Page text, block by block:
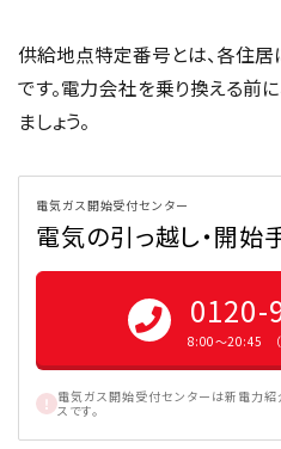
供給地点特定番号とは、各住
です。電力会社を乗り換える前
ましょう。
電気ガス開始受付センター
電気の引っ越し・開始
0120-
8:00〜20:45 （
電気ガス開始受付センターは新電力
スです。